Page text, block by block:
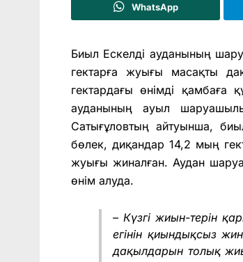
WhatsApp
Биыл Ескелді ауданының
гектарға жуығы масақты
гектардағы өнімді қамбаға
ауданының ауыл
Сатығұловтың айтуынша,
бөлек, диқандар 14,2 мың
жуығы жиналған. Аудан
өнім алуда.
– Күзгі жиын-терін
егінін қиындықсыз
дақылдарын толық